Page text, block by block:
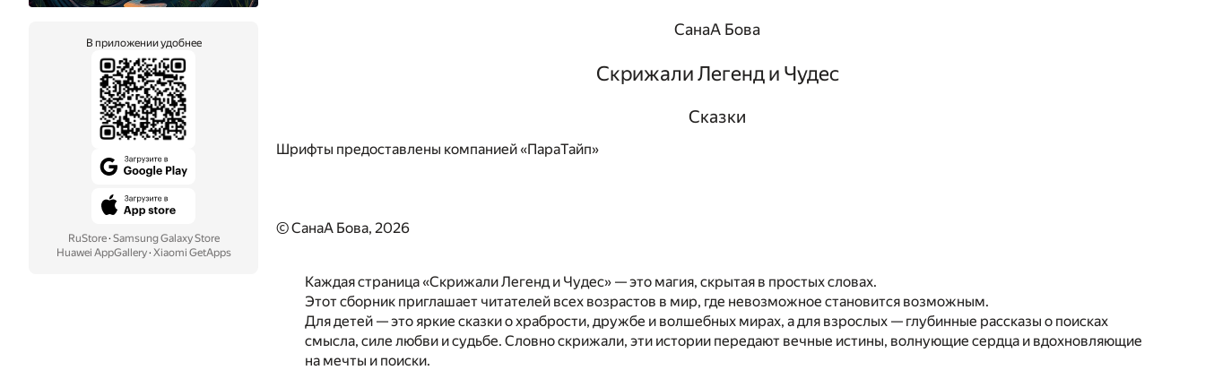
В приложении удобнее
RuStore· Samsung Galaxy Store
Huawei AppGallery· Xiaomi GetApps
СанаА Бова
Скрижали Легенд и Чудес
Сказки
Шрифты предоставлены компанией «ПараТайп»
© СанаА Бова, 2026
Каждая страница «Скрижали Легенд и Чудес» — это магия, скрытая в простых словах.
Этот сборник приглашает читателей всех возрастов в мир, где невозможное становится возможным.
Для детей — это яркие сказки о храбрости, дружбе и волшебных мирах, а для взрослых — глубинные рассказы о поисках
смысла, силе любви и судьбе. Словно скрижали, эти истории передают вечные истины, волнующие сердца и вдохновляющие
на мечты и поиски.